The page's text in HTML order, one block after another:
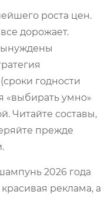
роста цен.
дорожает.
годности
«выбирать умно»
Читайте составы,
прежде
2026 года
реклама, а